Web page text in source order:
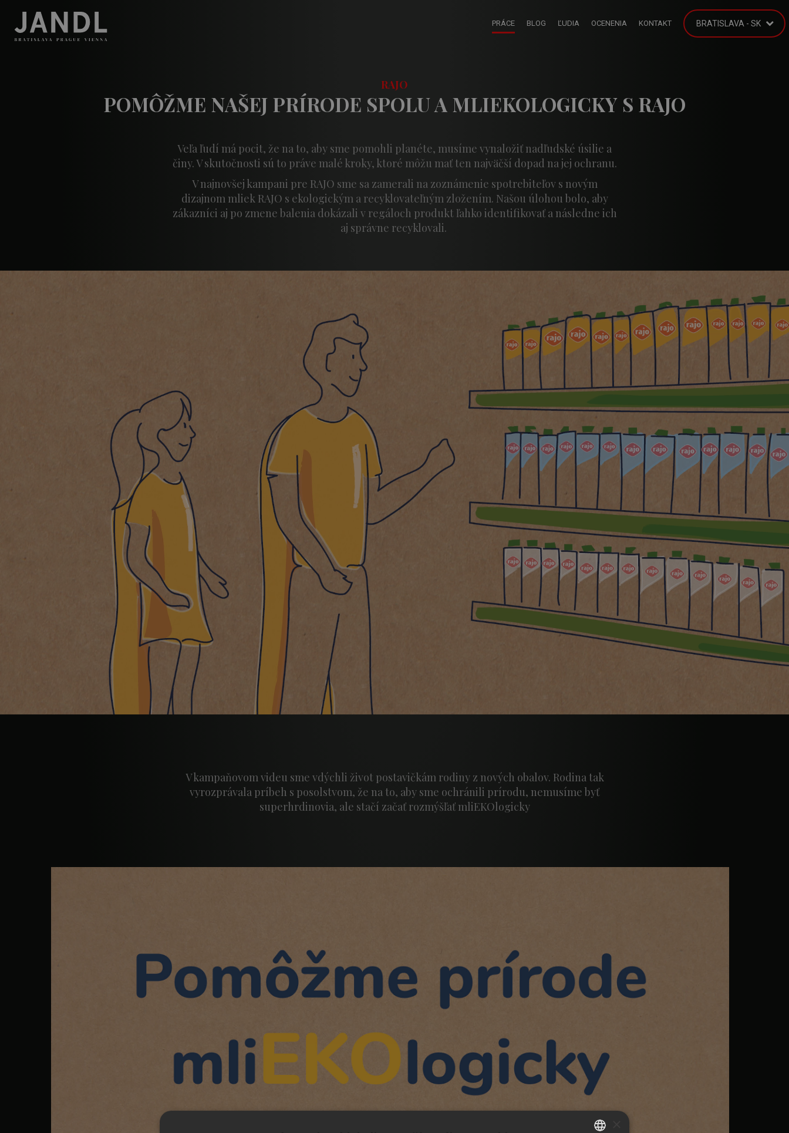
PRÁCE BLOG ĽUDIA OCENENIA KONTAKT BRATISLAVA - SK
RAJO
POMÔŽME NAŠEJ PRÍRODE SPOLU A MLIEKOLOGICKY S RAJO
Veľa ľudí má pocit, že na to, aby sme pomohli planéte, musíme vynaložiť nadľudské úsilie a
činy. V skutočnosti sú to práve malé kroky, ktoré môžu mať ten najväčší dopad na jej ochranu.
V najnovšej kampani pre RAJO sme sa zamerali na zoznámenie spotrebiteľov s novým
dizajnom mliek RAJO s ekologickým a recyklovateľným zložením. Našou úlohou bolo, aby
zákazníci aj po zmene balenia dokázali v regáloch produkt ľahko identifikovať a následne ich
aj správne recyklovali.
V kampaňovom videu sme vdýchli život postavičkám rodiny z nových obalov. Rodina tak
vyrozprávala príbeh s posolstvom, že na to, aby sme ochránili prírodu, nemusíme byť
superhrdinovia, ale stačí začať rozmýšľať mliEKOlogicky